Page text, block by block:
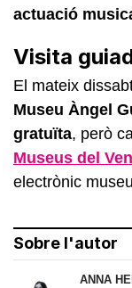
actuació
Visita
El mateix
Museu Àngel
gratuïta, però
Museus del
electrònic
Sobre l'autor
ANNA